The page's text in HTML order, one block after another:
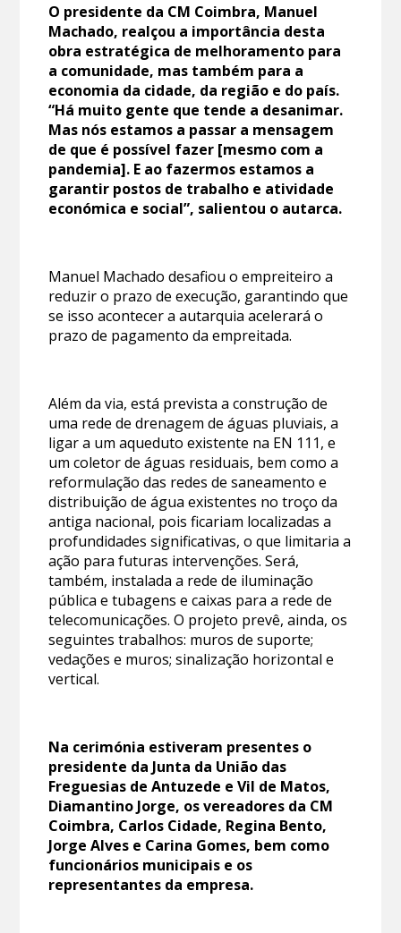
O presidente da CM Coimbra, Manuel
Machado, realçou a importância desta
obra estratégica de melhoramento para
a comunidade, mas também para a
economia da cidade, da região e do país.
“Há muito gente que tende a desanimar.
Mas nós estamos a passar a mensagem
de que é possível fazer [mesmo com a
pandemia]. E ao fazermos estamos a
garantir postos de trabalho e atividade
económica e social”, salientou o autarca.
Manuel Machado desafiou o empreiteiro a
reduzir o prazo de execução, garantindo que
se isso acontecer a autarquia acelerará o
prazo de pagamento da empreitada.
Além da via, está prevista a construção de
uma rede de drenagem de águas pluviais, a
ligar a um aqueduto existente na EN 111, e
um coletor de águas residuais, bem como a
reformulação das redes de saneamento e
distribuição de água existentes no troço da
antiga nacional, pois ficariam localizadas a
profundidades significativas, o que limitaria a
ação para futuras intervenções. Será,
também, instalada a rede de iluminação
pública e tubagens e caixas para a rede de
telecomunicações. O projeto prevê, ainda, os
seguintes trabalhos: muros de suporte;
vedações e muros; sinalização horizontal e
vertical.
Na cerimónia estiveram presentes o
presidente da Junta da União das
Freguesias de Antuzede e Vil de Matos,
Diamantino Jorge, os vereadores da CM
Coimbra, Carlos Cidade, Regina Bento,
Jorge Alves e Carina Gomes, bem como
funcionários municipais e os
representantes da empresa.